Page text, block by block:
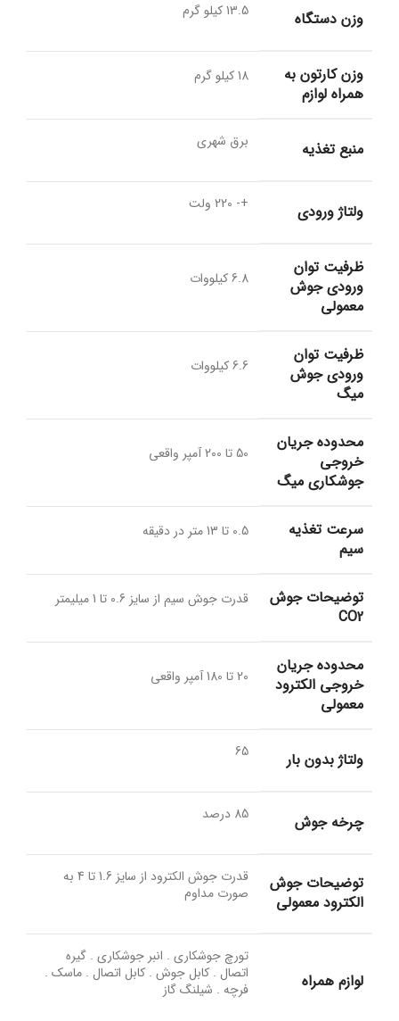
وزن دستگاه 13.5 کیلو گرم
وزن کارتون به
همراه لوازم
18 کیلو گرم
منبع تغذیه برق شهری
ولتاژ ورودی +- 220 ولت
ظرفیت توان
ورودی جوش
معمولی
6.8 کیلووات
ظرفیت توان
ورودی جوش
میگ
6.6 کیلووات
محدوده جریان
خروجی
جوشکاری میگ
50 تا 200 آمپر واقعی
سرعت تغذیه
سیم
0.5 تا 13 متر در دقیقه
توضیحات جوش
CO2
قدرت جوش سیم از سایز 0.6 تا 1 میلیمتر
محدوده جریان
خروجی الکترود
معمولی
20 تا 180 آمپر واقعی
ولتاژ بدون بار 65
چرخه جوش 85 درصد
توضیحات جوش
الکترود معمولی
قدرت جوش الکترود از سایز 1.6 تا 4 به
صورت مداوم
لوازم همراه
تورچ جوشکاری . انبر جوشکاری . گیره
اتصال . کابل جوش . کابل اتصال . ماسک .
فرچه . شیلنگ گاز